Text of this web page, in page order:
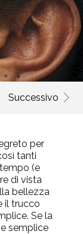
Successivo
per
tanti
(e
di vista
bellezza
il trucco
Se la
semplice